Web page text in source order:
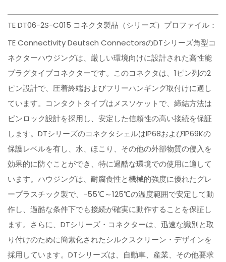
TE DT06-2S-C015 コネクタ製品（シリーズ）プロファイル：
TE Connectivity Deutsch ConnectorsのDTシリーズ角型コ
ネクターハウジングは、厳しい環境向けに設計された高性能
プラグタイプコネクターです。このコネクタは、1ピン列の2
ピン設計で、圧着終端およびフリーハンギング取付けに適し
ています。コンタクトタイプはメスソケットで、締結方法は
ピンロック設計を採用し、安定した信頼性の高い接続を保証
します。DTシリーズのコネクタシェルはIP68およびIP69Kの
保護レベルを有し、水、ほこり、その他の外部物質の侵入を
効果的に防ぐことができ、特に過酷な環境での使用に適して
います。ハウジングは、耐腐食性と機械的強度に優れたグレ
ープラスチック製で、-55℃～125℃の温度範囲で安定して動
作し、過酷な条件下でも接続が確実に動作することを保証し
ます。さらに、DTシリーズ・コネクターは、迅速な識別と取
り付けのために簡素化されたシルクスクリーン・デザインを
採用しています。DTシリーズは、自動車、産業、その他要求